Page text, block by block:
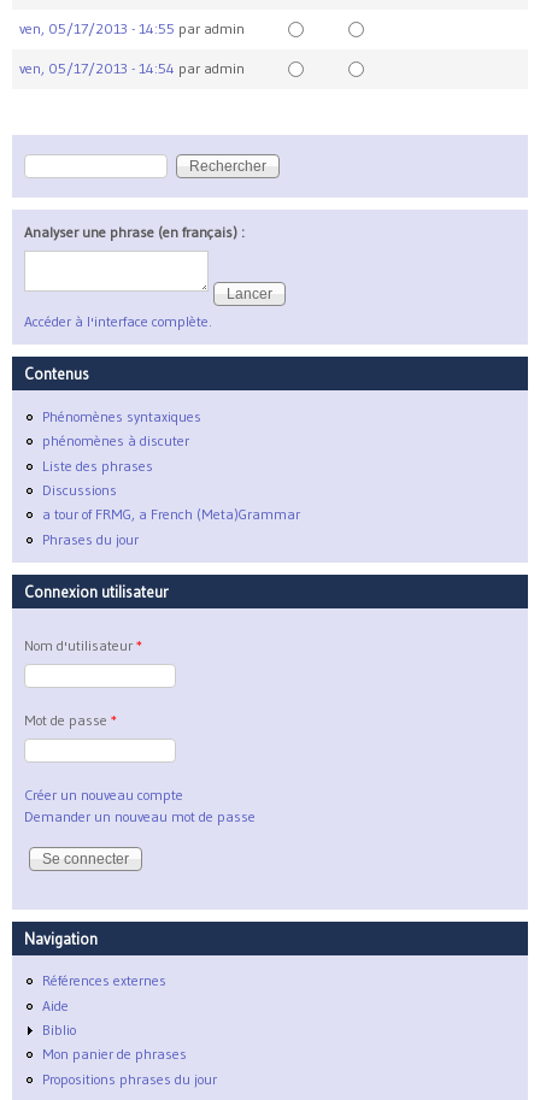
ven, 05/17/2013 - 14:55 par admin
ven, 05/17/2013 - 14:54 par admin
Formulaire de recherche
Rechercher
Analyser une phrase (en français) :
Accéder à l'interface complète.
Contenus
Phénomènes syntaxiques
phénomènes à discuter
Liste des phrases
Discussions
a tour of FRMG, a French (Meta)Grammar
Phrases du jour
Connexion utilisateur
Nom d'utilisateur *
Mot de passe *
Créer un nouveau compte
Demander un nouveau mot de passe
Navigation
Références externes
Aide
Biblio
Mon panier de phrases
Propositions phrases du jour